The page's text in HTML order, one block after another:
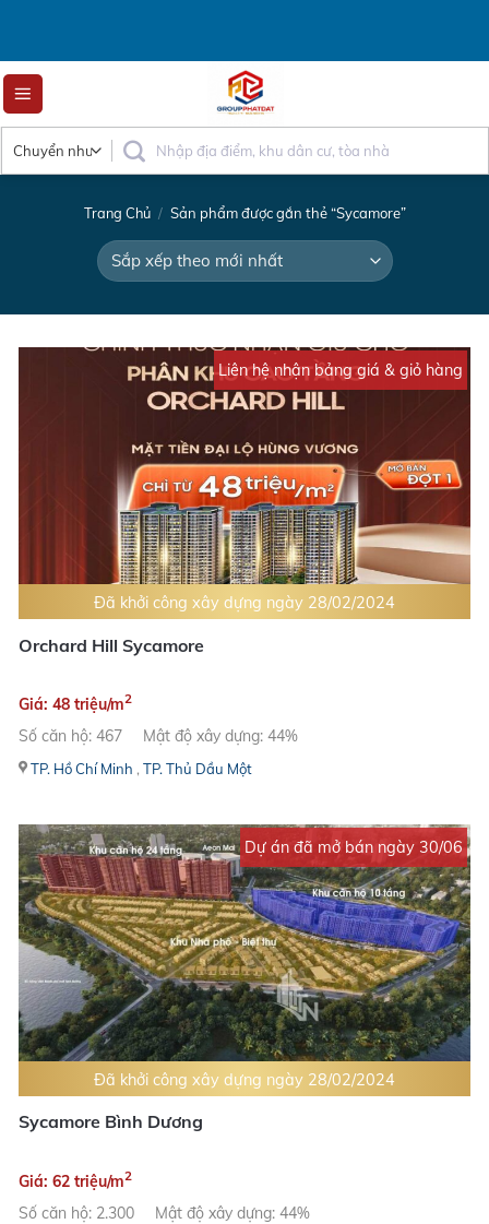
content
Trang Chủ / Sản phẩm được gắn thẻ “Sycamore”
Liên hệ nhận bảng giá & giỏ hàng
Đã khởi công xây dựng ngày 28/02/2024
Orchard Hill Sycamore
Giá: 48 triệu/m2
Số căn hộ: 467 Mật độ xây dựng: 44%
TP. Hồ Chí Minh , TP. Thủ Dầu Một
Dự án đã mở bán ngày 30/06
Đã khởi công xây dựng ngày 28/02/2024
Sycamore Bình Dương
Giá: 62 triệu/m2
Số căn hộ: 2.300 Mật độ xây dựng: 44%